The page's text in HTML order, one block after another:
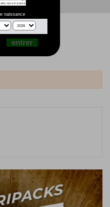
naissance
of Absolv